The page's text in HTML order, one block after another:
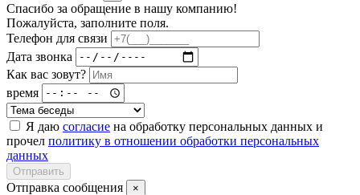
Спасибо за обращение в нашу компанию!
Пожалуйста, заполните поля.
Телефон для связи
Дата звонка
Как вас зовут?
время
Я даю согласие на обработку персональных данных и
прочел политику в отношении обработки персональных
данных
Отправить
Отправка сообщения ×